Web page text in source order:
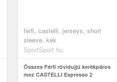
férfi, castelli, jerseys, short
sleeve, kék
SportSport.hu
Összes Férfi rövidujjú kerékpáros
mez CASTELLI Espresso 2